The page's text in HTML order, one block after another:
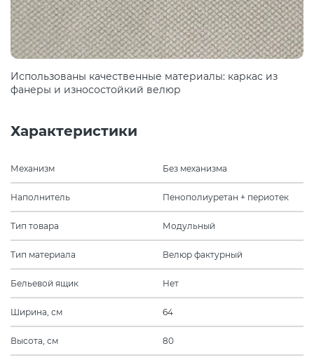
Использованы качественные материалы: каркас из
фанеры и износостойкий велюр
Характеристики
Механизм Без механизма
Наполнитель Пенополиуретан + периотек
Тип товара Модульный
Тип материала Велюр фактурный
Бельевой ящик Нет
Ширина, см 64
Высота, см 80